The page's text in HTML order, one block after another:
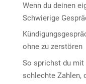
Wenn du deinen
Schwierige
ohne zu zerstören
So sprichst du mit
schlechte Zahlen,